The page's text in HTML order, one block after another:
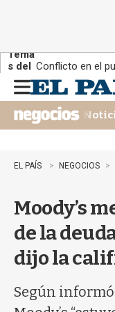
Tema
s del
día:
Conflicto en el
n
u
EL PAÍS NEGOCIOS
Moody’s
de la
dijo la
Según informó